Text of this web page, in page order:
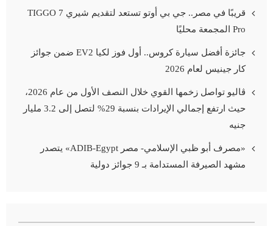
قريبًا في مصر.. جي بي أوتو تستعد لتقديم شيري TIGGO 7
Pro المجمعة محليًا
جائزة أفضل سيارة كروس.. أول فوز لكيا EV2 ضمن جوائز
كار جينيس لعام 2026
ڤاليو تواصل زخمها القوي خلال النصف الأول من عام 2026،
حيث ارتفع إجمالي الإيرادات بنسبة 29% لتصل إلى 3.2 مليار
جنيه
«مصرف أبو ظبي الإسلامي- مصر ADIB-Egypt» يتصدر
مشهد الصيرفة المستدامة بـ 9 جوائز دولية